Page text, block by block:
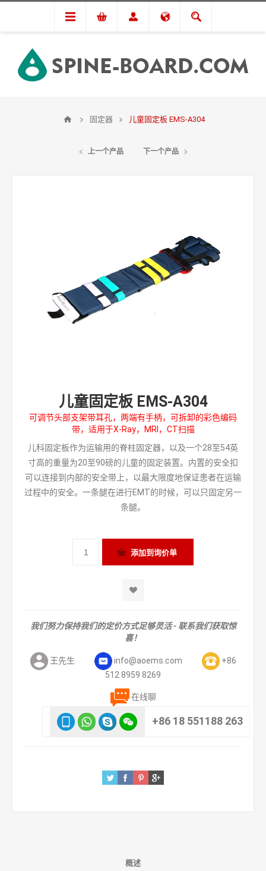
固定器 儿童固定板 EMS-A304
上一个产品 下一个产品
儿童固定板 EMS-A304
可调节头部支架带耳孔，两端有手柄，可拆卸的彩色编码
带，适用于X-Ray，MRI，CT扫描
儿科固定板作为运输用的脊柱固定器，以及一个28至54英
寸高的重量为20至90磅的儿童的固定装置。内置的安全扣
可以连接到内部的安全带上，以最大限度地保证患者在运输
过程中的安全。一条腿在进行EMT的时候，可以只固定另一
条腿。
我们努力保持我们的定价方式足够灵活 - 联系我们获取惊
喜！
王先生 info@aoems.com
+86
512 8959 8269
在线聊
+86 18 551188 263
概述